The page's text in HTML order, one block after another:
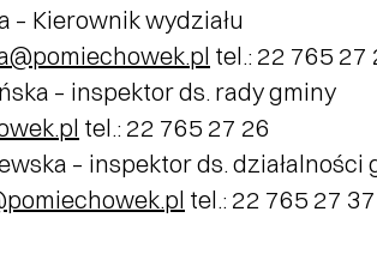
– Kierownik wydziału
tel.: 22 765 27
– inspektor ds. rady gminy
tel.: 22 765 27 26
– inspektor ds. działalności
tel.: 22 765 27 37